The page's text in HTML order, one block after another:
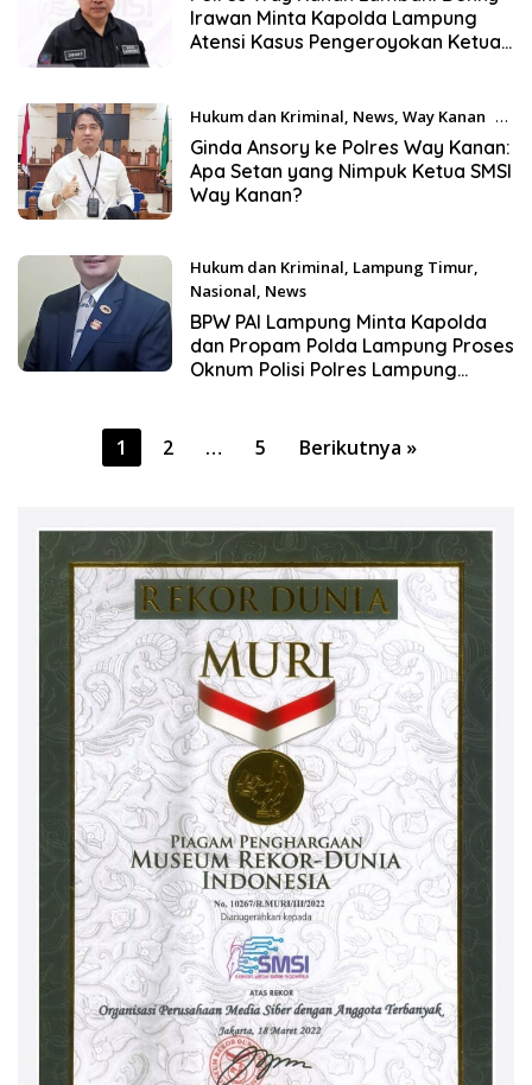
Irawan Minta Kapolda Lampung
Atensi Kasus Pengeroyokan Ketua
Hukum dan Kriminal News, Way Kanan 20
Maret 2024
Ginda Ansory ke Polres Way Kanan:
Apa Setan yang Nimpuk Ketua SMSI
Way Kanan?
Hukum dan Kriminal, Lampung Timur,
Nasional, News
31 Januari 2024
BPW PAI Lampung Minta Kapolda
dan Propam Polda Lampung Proses
Oknum Polisi Polres Lampung
Paginasi
1 2 … 5 Berikutnya »